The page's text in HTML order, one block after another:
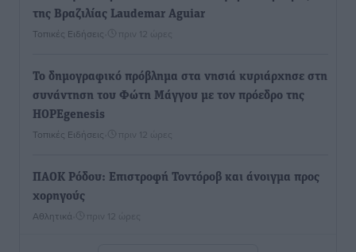
της Βραζιλίας Laudemar Aguiar
Τοπικές Ειδήσεις πριν 12 ώρες
To δημογραφικό πρόβλημα στα νησιά κυριάρχησε στη
συνάντηση του Φώτη Μάγγου με τον πρόεδρο της
HOPEgenesis
Τοπικές Ειδήσεις πριν 12 ώρες
ΠΑΟΚ Ρόδου: Επιστροφή Τοντόροβ και άνοιγμα προς
χορηγούς
Αθλητικά πριν 12 ώρες